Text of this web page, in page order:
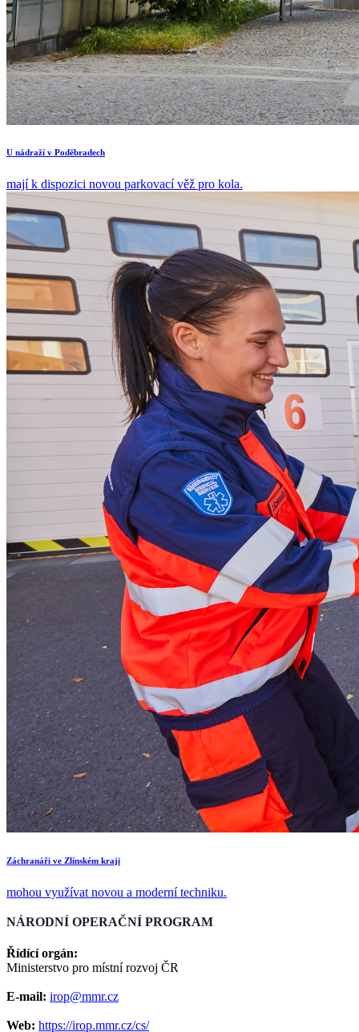
U nádraží v Poděbradech
mají k dispozici novou parkovací věž pro kola.
Záchranáři ve Zlínském kraji
mohou využívat novou a moderní techniku.
NÁRODNÍ OPERAČNÍ PROGRAM
Řídící orgán:
Ministerstvo pro místní rozvoj ČR
E-mail: irop@mmr.cz
Web: https://irop.mmr.cz/cs/